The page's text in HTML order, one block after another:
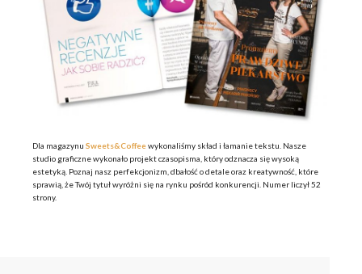
Dla magazynu Sweets&Coffeewykonaliśmy skład i łamanie tekstu. Nasze
studio graficzne wykonało projekt czasopisma, który odznacza się wysoką
estetyką. Poznaj nasz perfekcjonizm, dbałość o detale oraz kreatywność, które
sprawią, że Twój tytuł wyróżni się na rynku pośród konkurencji. Numer liczył 52
strony.